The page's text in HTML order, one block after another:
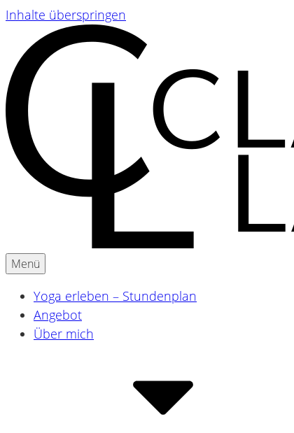
Inhalte überspringen
Claudia Lackner
Yoga & Ayurveda für Schwangere und Mamas
Menü
Yoga erleben – Stundenplan
Angebot
Über mich